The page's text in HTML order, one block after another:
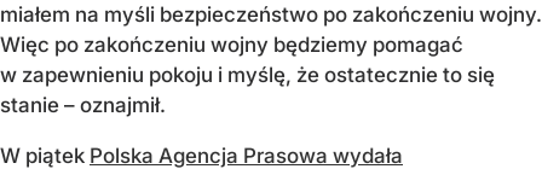
miałem na myśli bezpieczeństwo po zakończeniu wojny.
Więc po zakończeniu wojny będziemy pomagać
w zapewnieniu pokoju i myślę, że ostatecznie to się
stanie – oznajmił.
W piątek Polska Agencja Prasowa wydała